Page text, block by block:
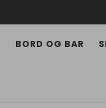
BORD OG BAR